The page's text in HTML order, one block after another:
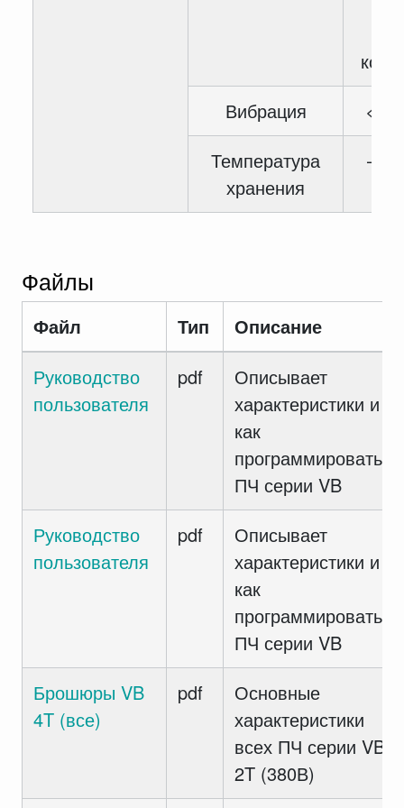
Вибрация
<
Температура
хранения
—
Файлы
Файл Тип
Описание
Руководство
пользователя
pdf
Описывает
характеристики и
как
программировать
ПЧ серии VB
Руководство
пользователя
pdf
Описывает
характеристики и
как
программировать
ПЧ серии VB
Брошюры VB
4T (все)
pdf
Основные
характеристики
всех ПЧ серии VB
2T (380В)